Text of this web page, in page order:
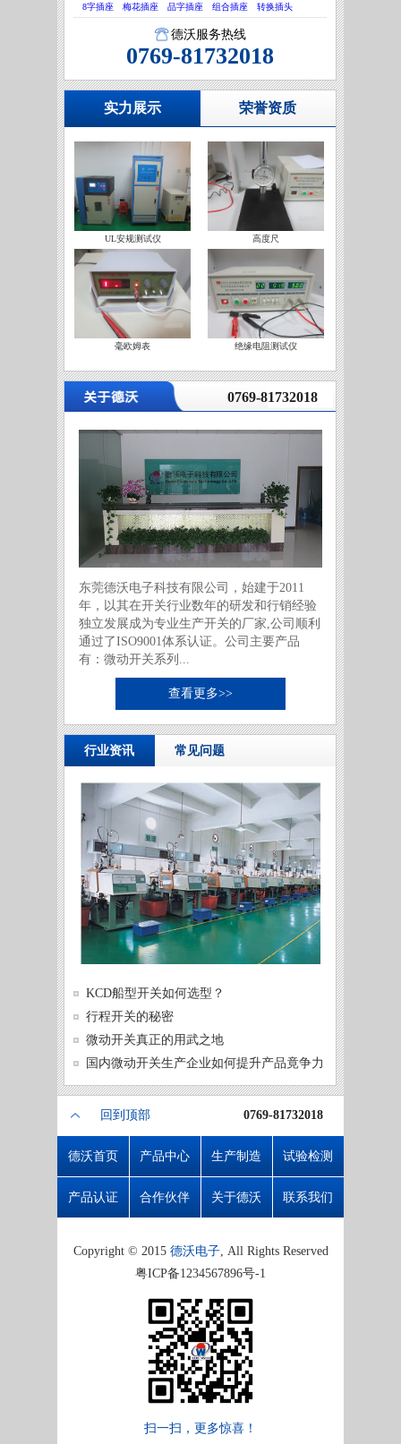
8字插座 梅花插座 品字插座 组合插座 转换插头
德沃服务热线
0769-81732018
实力展示 荣誉资质
UL安规测试仪 高度尺
毫欧姆表 绝缘电阻测试仪
0769-81732018
东莞德沃电子科技有限公司，始建于2011
年，以其在开关行业数年的研发和行销经验
独立发展成为专业生产开关的厂家,公司顺利
通过了ISO9001体系认证。公司主要产品
有：微动开关系列...
查看更多>>
行业资讯 常见问题
KCD船型开关如何选型？
行程开关的秘密
微动开关真正的用武之地
国内微动开关生产企业如何提升产品竟争力
回到顶部 0769-81732018
德沃首页 产品中心 生产制造 试验检测
产品认证 合作伙伴 关于德沃 联系我们
Copyright © 2015 德沃电子, All Rights Reserved
粤ICP备1234567896号-1
扫一扫，更多惊喜！